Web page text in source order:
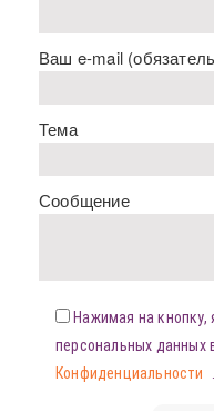
Ваш e-mail
Тема
Сообщение
Нажимая на кнопку,
персональных данных
Конфиденциальности